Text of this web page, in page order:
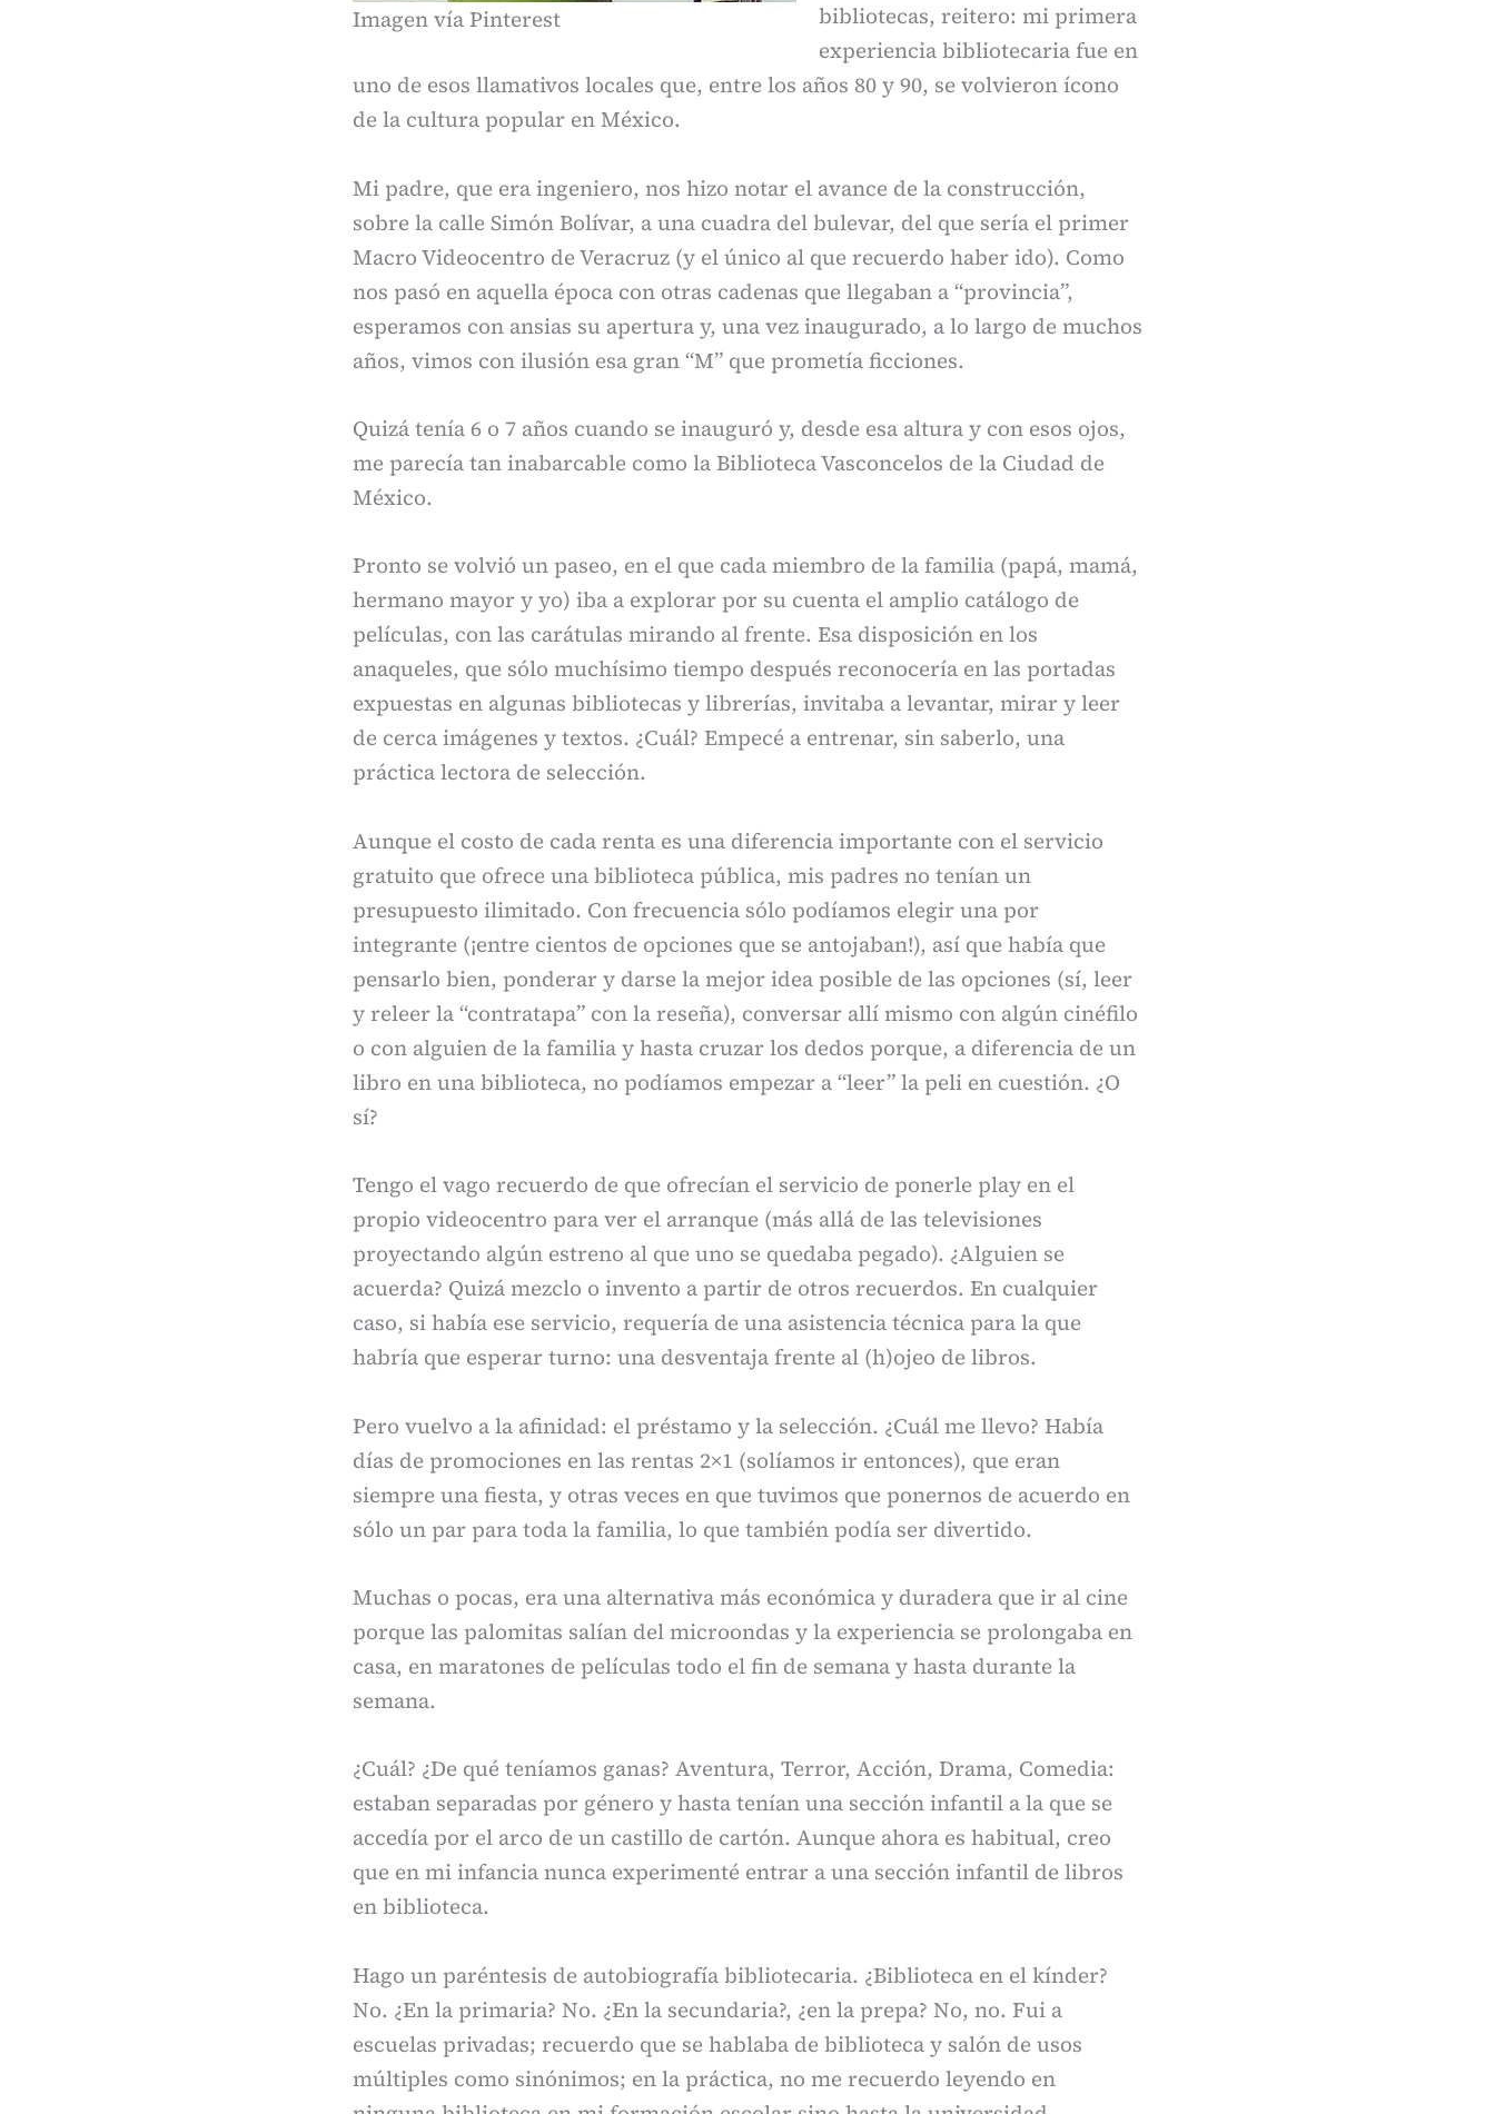
Imagen vía Pinterest
bibliotecas, reitero: mi primera
experiencia bibliotecaria fue en
uno de esos llamativos locales que, entre los años 80 y 90, se volvieron ícono
de la cultura popular en México.
Mi padre, que era ingeniero, nos hizo notar el avance de la construcción,
sobre la calle Simón Bolívar, a una cuadra del bulevar, del que sería el primer
Macro Videocentro de Veracruz (y el único al que recuerdo haber ido). Como
nos pasó en aquella época con otras cadenas que llegaban a “provincia”,
esperamos con ansias su apertura y, una vez inaugurado, a lo largo de muchos
años, vimos con ilusión esa gran “M” que prometía ficciones.
Quizá tenía 6 o 7 años cuando se inauguró y, desde esa altura y con esos ojos,
me parecía tan inabarcable como la Biblioteca Vasconcelos de la Ciudad de
México.
Pronto se volvió un paseo, en el que cada miembro de la familia (papá, mamá,
hermano mayor y yo) iba a explorar por su cuenta el amplio catálogo de
películas, con las carátulas mirando al frente. Esa disposición en los
anaqueles, que sólo muchísimo tiempo después reconocería en las portadas
expuestas en algunas bibliotecas y librerías, invitaba a levantar, mirar y leer
de cerca imágenes y textos. ¿Cuál? Empecé a entrenar, sin saberlo, una
práctica lectora de selección.
Aunque el costo de cada renta es una diferencia importante con el servicio
gratuito que ofrece una biblioteca pública, mis padres no tenían un
presupuesto ilimitado. Con frecuencia sólo podíamos elegir una por
integrante (¡entre cientos de opciones que se antojaban!), así que había que
pensarlo bien, ponderar y darse la mejor idea posible de las opciones (sí, leer
y releer la “contratapa” con la reseña), conversar allí mismo con algún cinéfilo
o con alguien de la familia y hasta cruzar los dedos porque, a diferencia de un
libro en una biblioteca, no podíamos empezar a “leer” la peli en cuestión. ¿O
sí?
Tengo el vago recuerdo de que ofrecían el servicio de ponerle play en el
propio videocentro para ver el arranque (más allá de las televisiones
proyectando algún estreno al que uno se quedaba pegado). ¿Alguien se
acuerda? Quizá mezclo o invento a partir de otros recuerdos. En cualquier
caso, si había ese servicio, requería de una asistencia técnica para la que
habría que esperar turno: una desventaja frente al (h)ojeo de libros.
Pero vuelvo a la afinidad: el préstamo y la selección. ¿Cuál me llevo? Había
días de promociones en las rentas 2×1 (solíamos ir entonces), que eran
siempre una fiesta, y otras veces en que tuvimos que ponernos de acuerdo en
sólo un par para toda la familia, lo que también podía ser divertido.
Muchas o pocas, era una alternativa más económica y duradera que ir al cine
porque las palomitas salían del microondas y la experiencia se prolongaba en
casa, en maratones de películas todo el fin de semana y hasta durante la
semana.
¿Cuál? ¿De qué teníamos ganas? Aventura, Terror, Acción, Drama, Comedia:
estaban separadas por género y hasta tenían una sección infantil a la que se
accedía por el arco de un castillo de cartón. Aunque ahora es habitual, creo
que en mi infancia nunca experimenté entrar a una sección infantil de libros
en biblioteca.
Hago un paréntesis de autobiografía bibliotecaria. ¿Biblioteca en el kínder?
No. ¿En la primaria? No. ¿En la secundaria?, ¿en la prepa? No, no. Fui a
escuelas privadas; recuerdo que se hablaba de biblioteca y salón de usos
múltiples como sinónimos; en la práctica, no me recuerdo leyendo en